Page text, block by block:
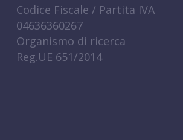
Codice Fiscale / Partita IVA
04636360267
Organismo di ricerca
Reg.UE 651/2014